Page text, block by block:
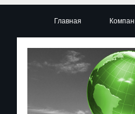
Главная